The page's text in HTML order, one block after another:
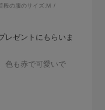
段の服のサイズ:M
レゼントにもらいま
色も赤で可愛いで
しました。